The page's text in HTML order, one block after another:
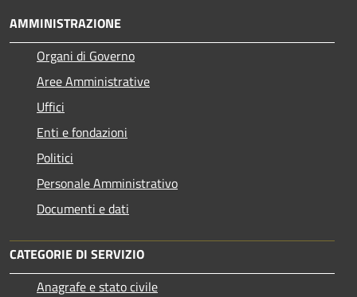
AMMINISTRAZIONE
Organi di Governo
Aree Amministrative
Uffici
Enti e fondazioni
Politici
Personale Amministrativo
Documenti e dati
CATEGORIE DI SERVIZIO
Anagrafe e stato civile